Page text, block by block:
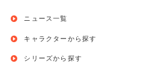
ニュース一覧
キャラクターから探す
シリーズから探す